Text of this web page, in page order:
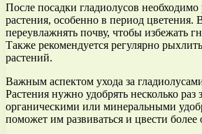
После посадки гладиолусов необходимо
растения, особенно в период цветения.
переувлажнять почву, чтобы избежать
Также рекомендуется регулярно
растений.
Важным аспектом ухода за
Растения нужно удобрять несколько раз
органическими или минеральными
поможет им развиваться и цвести более